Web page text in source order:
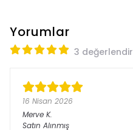
Yorumlar
3
16 Nisan 2026
Merve K.
Satın Alınmış